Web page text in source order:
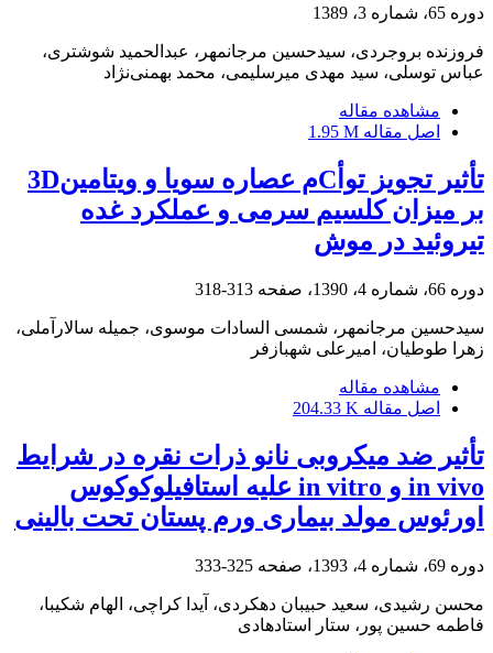
دوره 65، شماره 3، 1389
فروزنده بروجردی، سیدحسین مرجانمهر، عبدالحمید شوشتری،
عباس توسلی، سید مهدی میرسلیمی، محمد بهمنی‌نژاد
مشاهده مقاله
اصل مقاله 1.95 M
تأثیر تجویز توأCم عصاره سویا و ویتامین‌3D
بر میزان کلسیم سرمی و عملکرد غده
تیروئید در موش
دوره 66، شماره 4، 1390، صفحه 313-318
سیدحسین مرجانمهر، شمسی السادات موسوی، جمیله سالارآملی،
زهرا طوطیان، امیرعلی شهبازفر
مشاهده مقاله
اصل مقاله 204.33 K
تأثیر ضد میکروبی نانو ذرات نقره در شرایط
in vivo و in vitro علیه استافیلوکوکوس
اورئوس مولد بیماری ورم پستان تحت بالینی
دوره 69، شماره 4، 1393، صفحه 325-333
محسن رشیدی، سعید حبیبان دهکردی، آیدا کراچی، الهام شکیبا،
فاطمه حسین پور، ستار استادهادی